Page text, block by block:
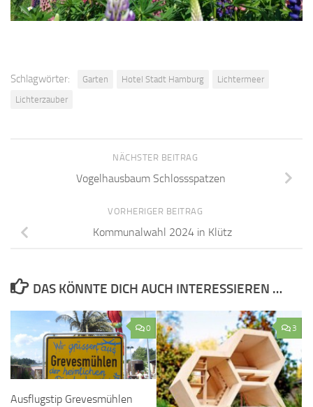
Schlagwörter: Garten Hotel Stadt Hamburg
Lichtermeer
Lichterzauber
NÄCHSTER BEITRAG
Vogelhausbaum Schlossspatzen
VORHERIGER BEITRAG
Kommunalwahl 2024 in Klütz
DAS KÖNNTE DICH AUCH INTERESSIEREN …
0
Ausflugstip Grevesmühlen
3